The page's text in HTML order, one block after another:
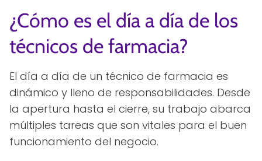
¿Cómo es el día a día de los
técnicos de farmacia?
El día a día de un técnico de farmacia es
dinámico y lleno de responsabilidades. Desde
la apertura hasta el cierre, su trabajo abarca
múltiples tareas que son vitales para el buen
funcionamiento del negocio.